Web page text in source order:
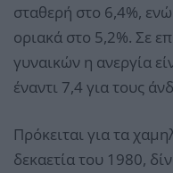
σταθερή στο 6,4%,
οριακά στο 5,2%. Σε
γυναικών η ανεργία
έναντι 7,4 για τους
Πρόκειται για τα
δεκαετία του 1980,